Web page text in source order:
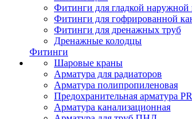
Фитинги для гладкой наружной
Фитинги для гофрированной
Фитинги для дренажных труб
Дренажные колодцы
Фитинги
Шаровые краны
Арматура для радиаторов
Арматура полипропиленовая
Предохранительная арматура
Арматура канализационная